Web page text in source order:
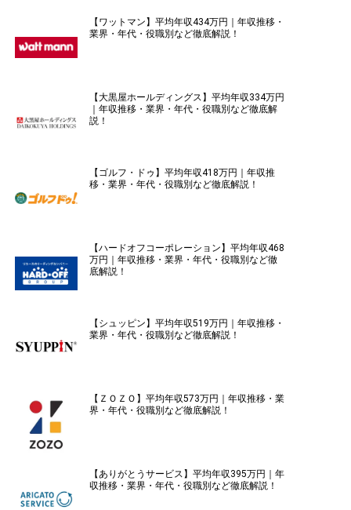
【ワットマン】平均年収434万円｜年収推移・
業界・年代・役職別など徹底解説！
【大黒屋ホールディングス】平均年収334万円
｜年収推移・業界・年代・役職別など徹底解
説！
【ゴルフ・ドゥ】平均年収418万円｜年収推
移・業界・年代・役職別など徹底解説！
【ハードオフコーポレーション】平均年収468
万円｜年収推移・業界・年代・役職別など徹
底解説！
【シュッピン】平均年収519万円｜年収推移・
業界・年代・役職別など徹底解説！
【ＺＯＺＯ】平均年収573万円｜年収推移・業
界・年代・役職別など徹底解説！
【ありがとうサービス】平均年収395万円｜年
収推移・業界・年代・役職別など徹底解説！